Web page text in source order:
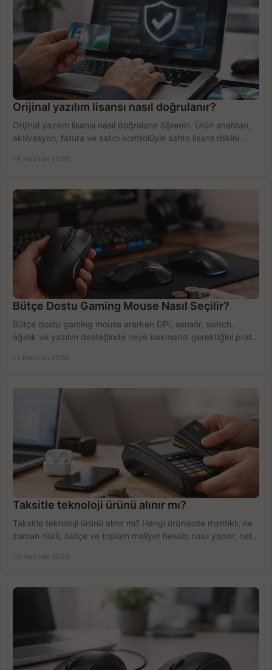
Orijinal yazılım lisansı nasıl doğrulanır?
Orijinal yazılım lisansı nasıl doğrulanır öğrenin. Ürün anahtarı,
aktivasyon, fatura ve satıcı kontrolüyle sahte lisans riskini
14 Haziran 2026
Bütçe Dostu Gaming Mouse Nasıl Seçilir?
Bütçe dostu gaming mouse ararken DPI, sensör, switch,
ağırlık ve yazılım desteğinde neye bakmanız gerektiğini pratik
12 Haziran 2026
Taksitle teknoloji ürünü alınır mı?
Taksitle teknoloji ürünü alınır mı? Hangi ürünlerde mantıklı, ne
zaman riskli, bütçe ve toplam maliyet hesabı nasıl yapılır, net
10 Haziran 2026